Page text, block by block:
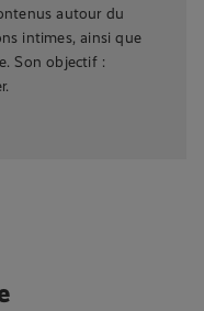
autour du
intimes, ainsi que
Son objectif :